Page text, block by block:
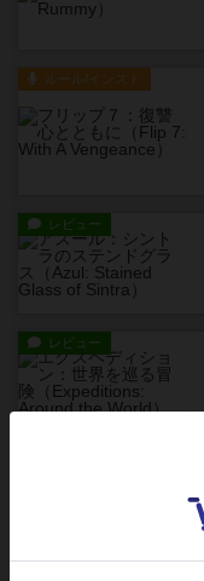
ルール/インスト
レビュー
レビュー